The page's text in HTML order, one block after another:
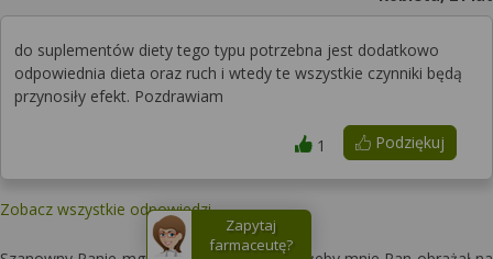
Zapytaj
farmaceutę?
do suplementów diety tego typu potrzebna jest dodatkowo
odpowiednia dieta oraz ruch i wtedy te wszystkie czynniki będą
przynosiły efekt. Pozdrawiam
Podziękuj
1
Zobacz wszystkie odpowiedzi